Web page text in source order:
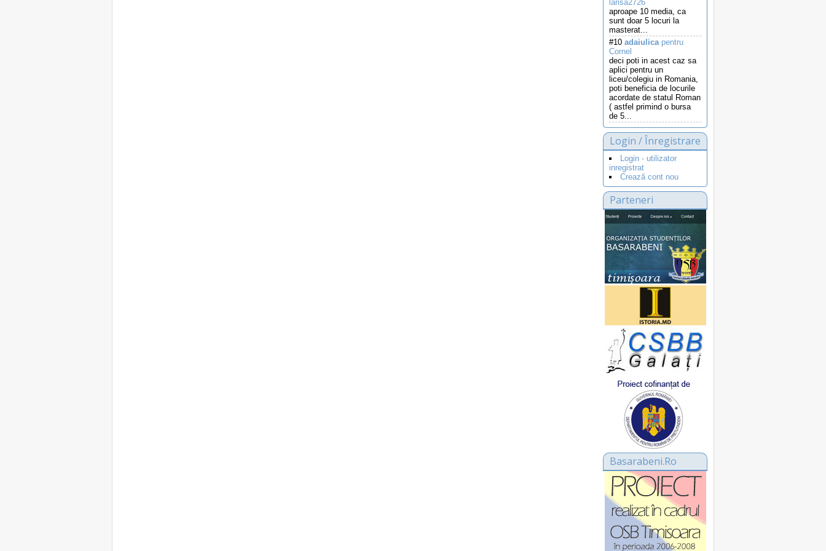
larisa2726
aproape 10 media, ca
sunt doar 5 locuri la
masterat...
#10 adaiulicapentru
Cornel
deci poti in acest caz sa
aplici pentru un
liceu/colegiu in Romania,
poti beneficia de locurile
acordate de statul Roman
( astfel primind o bursa
de 5...
Login / Înregistrare
Login - utilizator
inregistrat
Crează cont nou
Parteneri
Basarabeni.Ro